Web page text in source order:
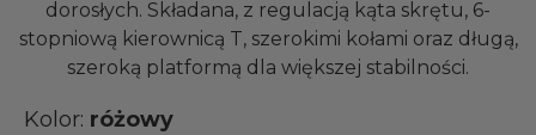
dorosłych. Składana, z regulacją kąta skrętu, 6-
stopniową kierownicą T, szerokimi kołami oraz długą,
szeroką platformą dla większej stabilności.
Kolor: różowy